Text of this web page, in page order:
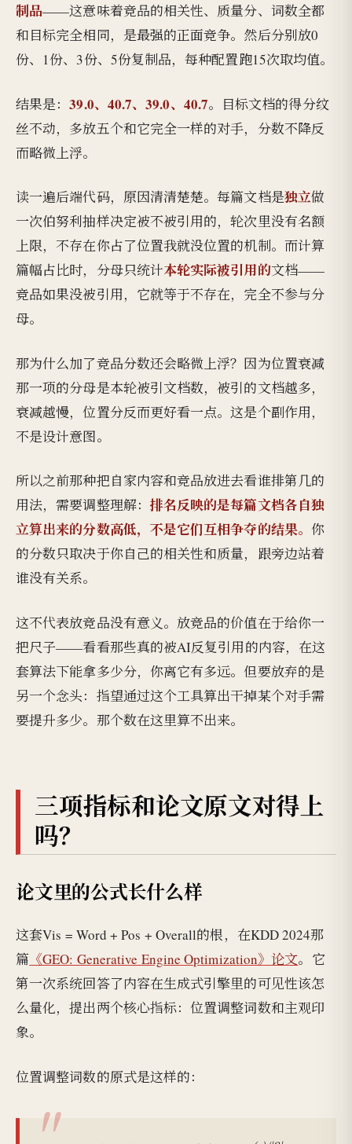
制品——这意味着竞品的相关性、质量分、词数全都
和目标完全相同，是最强的正面竞争。然后分别放0
份、1份、3份、5份复制品，每种配置跑15次取均值。
结果是：39.0、40.7、39.0、40.7。目标文档的得分纹
丝不动，多放五个和它完全一样的对手，分数不降反
而略微上浮。
读一遍后端代码，原因清清楚楚。每篇文档是独立做
一次伯努利抽样决定被不被引用的，轮次里没有名额
上限，不存在你占了位置我就没位置的机制。而计算
篇幅占比时，分母只统计本轮实际被引用的文档——
竞品如果没被引用，它就等于不存在，完全不参与分
母。
那为什么加了竞品分数还会略微上浮？因为位置衰减
那一项的分母是本轮被引文档数，被引的文档越多，
衰减越慢，位置分反而更好看一点。这是个副作用，
不是设计意图。
所以之前那种把自家内容和竞品放进去看谁排第几的
用法，需要调整理解： 排名反映的是每篇文档各自独
立算出来的分数高低，不是它们互相争夺的结果。 你
的分数只取决于你自己的相关性和质量，跟旁边站着
谁没有关系。
这不代表放竞品没有意义。放竞品的价值在于给你一
把尺子——看看那些真的被AI反复引用的内容，在这
套算法下能拿多少分，你离它有多远。但要放弃的是
另一个念头：指望通过这个工具算出干掉某个对手需
要提升多少。那个数在这里算不出来。
三项指标和论文原文对得上
吗？
论文里的公式长什么样
这套Vis = Word + Pos + Overall的根，在KDD 2024那
篇 《GEO: Generative Engine Optimization》论文。它
第一次系统回答了内容在生成式引擎里的可见性该怎
么量化，提出两个核心指标：位置调整词数和主观印
象。
位置调整词数的原式是这样的：